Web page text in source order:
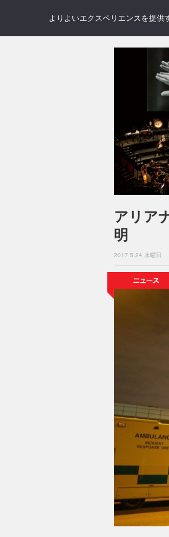
アリア
明
2017.5.24 水曜日
よりよいエクスペリエンスを提